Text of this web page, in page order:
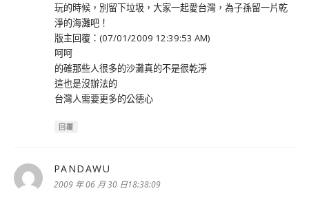
玩的時候，別留下垃圾，大家一起愛台灣，為子孫留一片乾
淨的海灘吧！
版主回覆：(07/01/2009 12:39:53 AM)
呵呵
的確那些人很多的沙灘真的不是很乾淨
這也是沒辦法的
台灣人需要更多的公德心
回覆
PANDAWU
示:
2009 年 06 月 30 日18:38:09